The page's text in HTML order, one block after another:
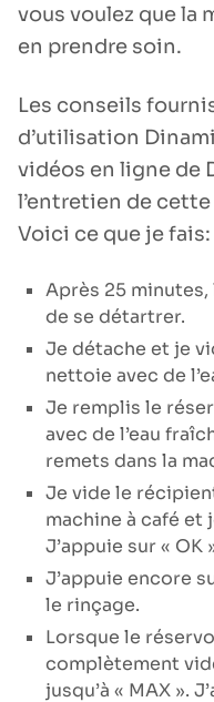
vous voulez que la
en prendre soin.
Les conseils
d’utilisation
vidéos en ligne de
l’entretien de
Voici ce que je fais:
Après 25 minutes,
de se détartrer.
Je détache et je
nettoie avec de
Je remplis le
avec de l’eau
remets dans la
Je vide le
machine à café et
J’appuie sur « OK
J’appuie encore
le rinçage.
Lorsque le
complètement
jusqu’à « MAX ».